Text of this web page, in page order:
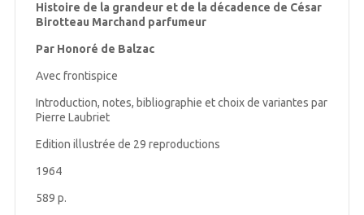
Histoire de la grandeur et de la décadence de César
Birotteau Marchand parfumeur
Par Honoré de Balzac
Avec frontispice
Introduction, notes, bibliographie et choix de variantes par
Pierre Laubriet
Edition illustrée de 29 reproductions
1964
589 p.